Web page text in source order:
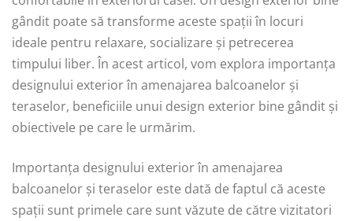
gândit poate să transforme aceste spații în locuri
ideale pentru relaxare, socializare și petrecerea
timpului liber. În acest articol, vom explora importanța
designului exterior în amenajarea balcoanelor și
teraselor, beneficiile unui design exterior bine gândit și
obiectivele pe care le urmărim.
Importanța designului exterior în amenajarea
balcoanelor și teraselor este dată de faptul că aceste
spații sunt primele care sunt văzute de către vizitatori